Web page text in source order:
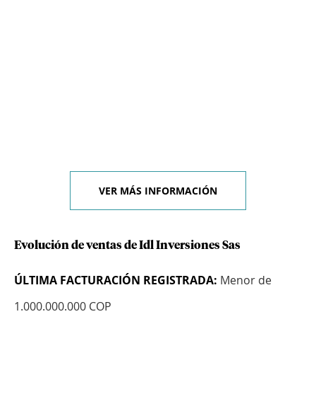
VER MÁS INFORMACIÓN
Evolución de ventas de Idl Inversiones Sas
ÚLTIMA FACTURACIÓN REGISTRADA: Menor de
1.000.000.000 COP